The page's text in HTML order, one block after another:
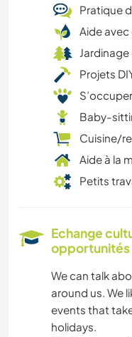
Pratique
Aide
Projets
Baby-
Cuisine/
Aide à la
Petits
Echange
We can talk
around us. We
events that
holidays.